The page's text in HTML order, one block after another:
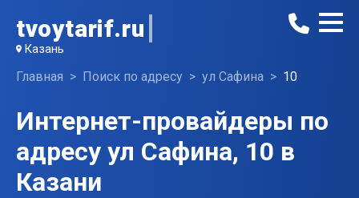
tvoytarif.ru
Казань
Главная Поиск по адресу ул Сафина 10
Интернет-провайдеры по
адресу ул Сафина, 10 в
Казани